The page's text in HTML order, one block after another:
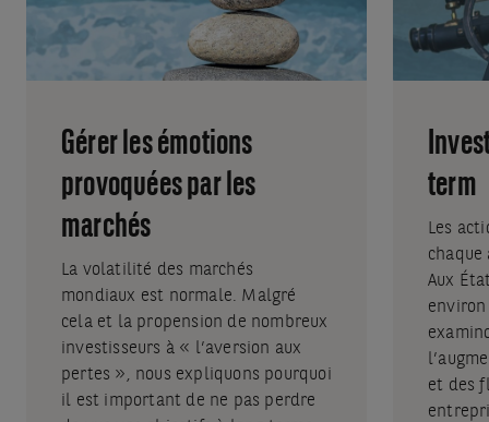
Gérer les émotions
provoquées par les
marchés
La volatilité des marchés
mondiaux est normale. Malgré
cela et la propension de nombreux
investisseurs à « l’aversion aux
pertes », nous expliquons pourquoi
il est important de ne pas perdre
term
Les
chaque
Aux
et des